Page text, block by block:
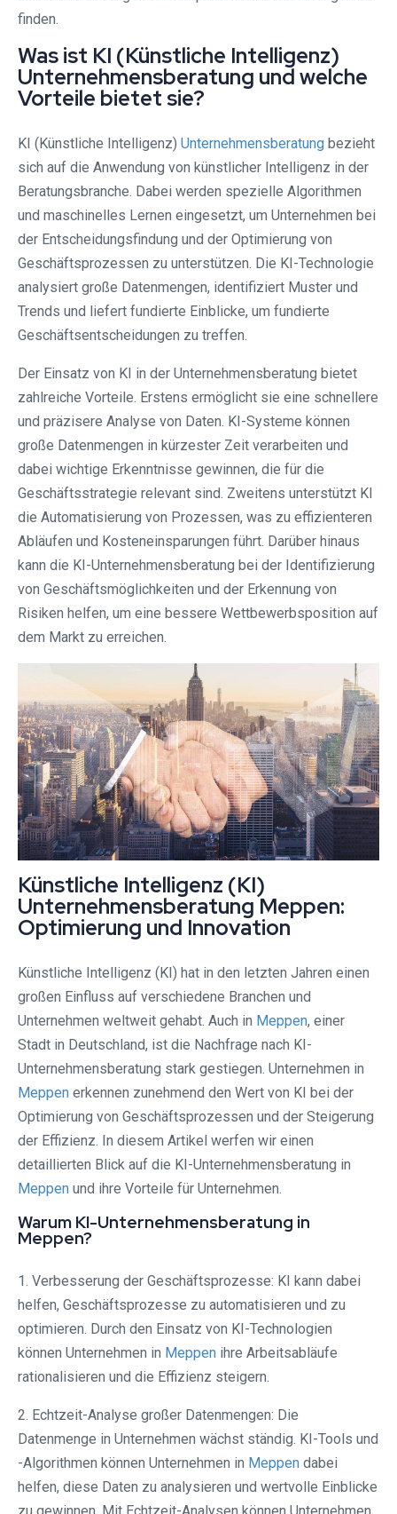
finden.
Was ist KI (Künstliche Intelligenz)
Unternehmensberatung und welche
Vorteile bietet sie?
KI (Künstliche Intelligenz) Unternehmensberatung bezieht
sich auf die Anwendung von künstlicher Intelligenz in der
Beratungsbranche. Dabei werden spezielle Algorithmen
und maschinelles Lernen eingesetzt, um Unternehmen bei
der Entscheidungsfindung und der Optimierung von
Geschäftsprozessen zu unterstützen. Die KI-Technologie
analysiert große Datenmengen, identifiziert Muster und
Trends und liefert fundierte Einblicke, um fundierte
Geschäftsentscheidungen zu treffen.
Der Einsatz von KI in der Unternehmensberatung bietet
zahlreiche Vorteile. Erstens ermöglicht sie eine schnellere
und präzisere Analyse von Daten. KI-Systeme können
große Datenmengen in kürzester Zeit verarbeiten und
dabei wichtige Erkenntnisse gewinnen, die für die
Geschäftsstrategie relevant sind. Zweitens unterstützt KI
die Automatisierung von Prozessen, was zu effizienteren
Abläufen und Kosteneinsparungen führt. Darüber hinaus
kann die KI-Unternehmensberatung bei der Identifizierung
von Geschäftsmöglichkeiten und der Erkennung von
Risiken helfen, um eine bessere Wettbewerbsposition auf
dem Markt zu erreichen.
Künstliche Intelligenz (KI)
Unternehmensberatung Meppen:
Optimierung und Innovation
Künstliche Intelligenz (KI) hat in den letzten Jahren einen
großen Einfluss auf verschiedene Branchen und
Unternehmen weltweit gehabt. Auch in Meppen, einer
Stadt in Deutschland, ist die Nachfrage nach KI-
Unternehmensberatung stark gestiegen. Unternehmen in
Meppen erkennen zunehmend den Wert von KI bei der
Optimierung von Geschäftsprozessen und der Steigerung
der Effizienz. In diesem Artikel werfen wir einen
detaillierten Blick auf die KI-Unternehmensberatung in
Meppen und ihre Vorteile für Unternehmen.
Warum KI-Unternehmensberatung in
Meppen?
1. Verbesserung der Geschäftsprozesse: KI kann dabei
helfen, Geschäftsprozesse zu automatisieren und zu
optimieren. Durch den Einsatz von KI-Technologien
können Unternehmen in Meppen ihre Arbeitsabläufe
rationalisieren und die Effizienz steigern.
2. Echtzeit-Analyse großer Datenmengen: Die
Datenmenge in Unternehmen wächst ständig. KI-Tools und
-Algorithmen können Unternehmen in Meppen dabei
helfen, diese Daten zu analysieren und wertvolle Einblicke